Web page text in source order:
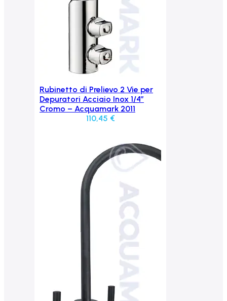
Aggiungi al carrello
Rubinetto di Prelievo 2 Vie per
Depuratori Acciaio Inox 1/4″
Cromo – Acquamark 2011
110,45 €